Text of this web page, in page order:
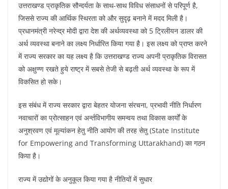
उत्तराखण्ड प्राकृतिक सौन्दर्यता के साथ-साथ विविध संसाधनों से परिपूर्ण है,
जिससे राज्य की आर्थिक स्थिरता को और सुदृढ़ बनाने में मदद मिली है।
प्रधानमंत्री नरेन्द्र मोदी द्वारा देश की अर्थव्यवस्था को 5 ट्रिलीयन डालर की
अर्थ व्यवस्था बनाने का लक्ष्य निर्धारित किया गया है। इस लक्ष्य को प्राप्त करने
में राज्य सरकार का यह लक्ष्य है कि उत्तराखण्ड राज्य अपनी प्राकृतिक विरासत
को अक्षुण्ण रखते हुये राष्ट्र में सबसे तेजी से बढ़ती अर्थ व्यवस्था के रूप में
विकसित हो सके।
इस संबंध में राज्य सरकार द्वारा बेहतर योजना संरचना, प्रभावी नीति निर्धारण
नवाचारों का प्रोत्साहन एवं अर्न्तविभागीय समन्वय तथा विकास कार्यों के
अनुश्रवण एवं मूल्यांकन हेतु नीति आयोग की तरह सेतु (State Institute
for Empowering and Transforming Uttarakhand) का गठन
किया है।
राज्य में उद्योगों के अनुकूल किया गया है नीतियों में सुधार